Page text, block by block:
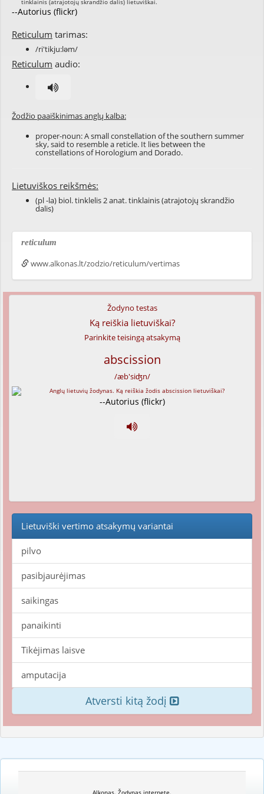
--Autorius (flickr)
Reticulum tarimas:
/ri'tikju:ləm/
Reticulum audio:
Žodžio paaiškinimas anglų kalba:
proper-noun: A smallconstellation of thesouthern summer
sky, said to resemble a reticle. It lies between the
constellationsofHorologium and Dorado.
Lietuviškos reikšmės:
(pl -la) biol. tinklelis 2 anat. tinklainis (atrajotojų skrandžio
dalis)
reticulum
www.alkonas.lt/zodzio/reticulum/vertimas
Žodyno testas
Ką reiškia lietuviškai?
Parinkite teisingą atsakymą
abscission
/æb'siʤn/
--Autorius (flickr)
Lietuviški vertimo atsakymų variantai
pilvo
pasibjaurėjimas
saikingas
panaikinti
Tikėjimas laisve
amputacija
Atversti kitą žodį
Alkonas. Žodynas internete.